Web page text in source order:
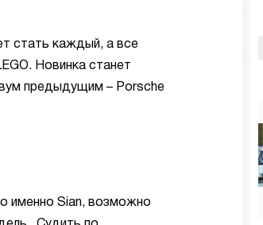
стать каждый, а все
Новинка станет
предыдущим – Porsche
именно Sian, возможно